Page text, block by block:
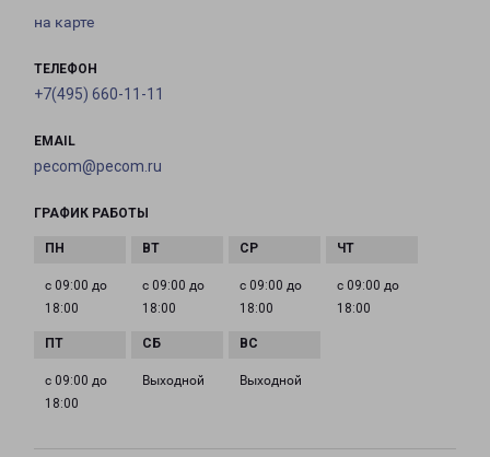
на карте
ТЕЛЕФОН
+7(495) 660-11-11
EMAIL
pecom@pecom.ru
ГРАФИК РАБОТЫ
с 09:00 до
18:00
с 09:00 до
18:00
с 09:00 до
18:00
с 09:00 до
18:00
с 09:00 до
18:00
Выходной Выходной